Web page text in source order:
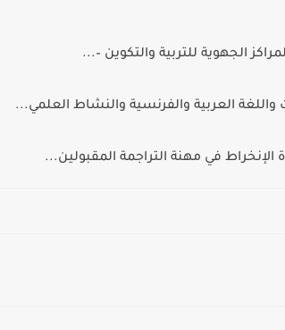
الجهوية للتربية والتكوين –...
العربية والفرنسية والنشاط العلمي...
الإنخراط في مهنة التراجمة المقبولين...